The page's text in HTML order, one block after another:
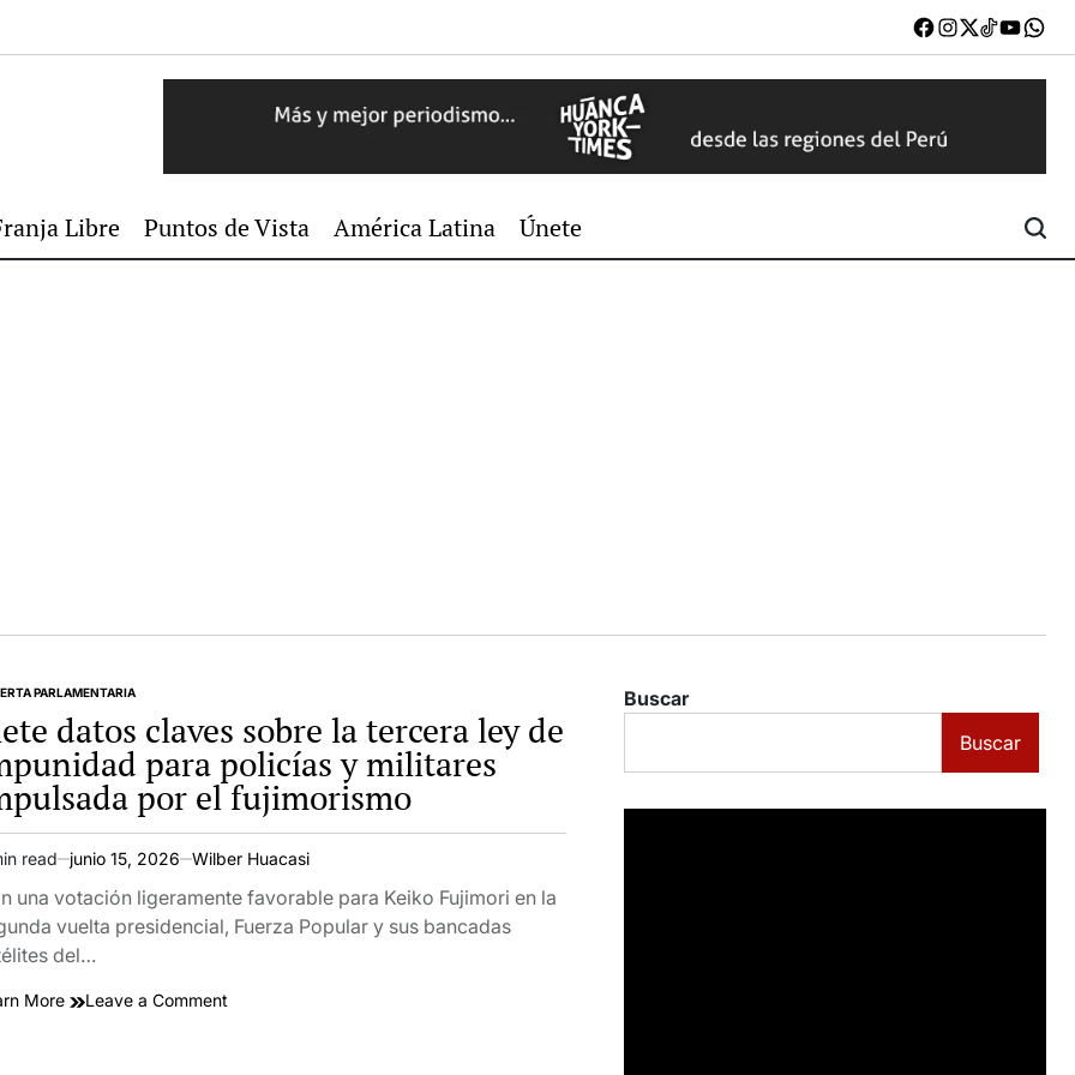
Facebook
Instagram
X TikTok
W
Libre Puntos de Vista América Latina Únete
PARLAMENTARIA
datos claves sobre la tercera ley de
para policías y militares
por el fujimorismo
read junio 15, 2026 Wilber Huacasi
una votación ligeramente favorable para Keiko Fujimori en la
vuelta presidencial, Fuerza Popular y sus bancadas
del…
More Leave a Comment
Buscar
Buscar